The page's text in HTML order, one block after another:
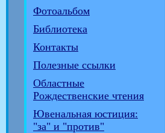
Фотоальбом
Библиотека
Контакты
Полезные ссылки
Областные
Рождественские чтения
Ювенальная юстиция:
"за" и "против"